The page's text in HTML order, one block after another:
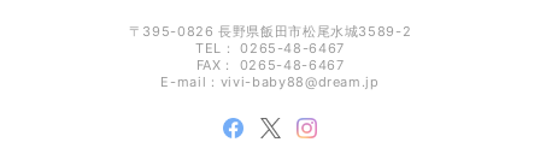
〒395-0826 長野県飯田市松尾水城3589-2
TEL： 0265-48-6467
FAX： 0265-48-6467
E-mail： vivi-baby88@dream.jp